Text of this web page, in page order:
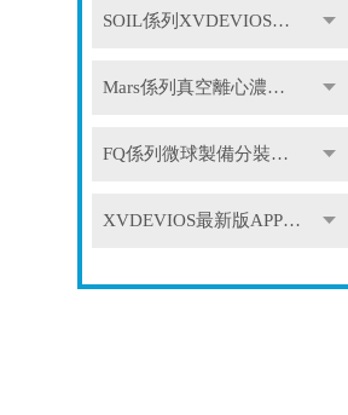
SOIL係列XVDEVIOS最新版APP下载
Mars係列真空離心濃縮儀
FQ係列微球製備分裝係統
XVDEVIOS最新版APP下载配件